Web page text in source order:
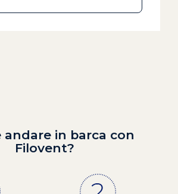
andare in barca con
Filovent?